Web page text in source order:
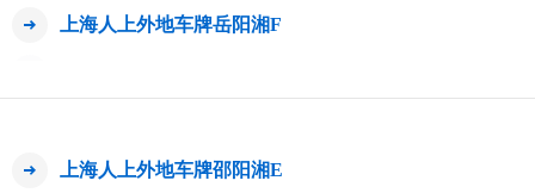
上海人上外地车牌岳阳湘F
上海人上外地车牌邵阳湘E